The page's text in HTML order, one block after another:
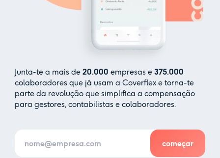
Junta-te a mais de 20.000 empresas e 375.000
colaboradores que já usam a Coverflex e torna-te
parte da revolução que simplifica a compensação
para gestores, contabilistas e colaboradores.